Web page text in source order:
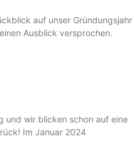
auf unser Gründungsjahr
Ausblick versprochen.
und wir blicken schon auf eine
Im Januar 2024